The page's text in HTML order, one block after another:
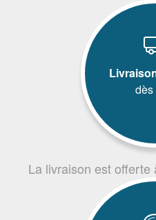
dès
La livraison est